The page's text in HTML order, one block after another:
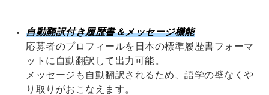
自動翻訳付き履歴書＆メッセージ機能
応募者のプロフィールを日本の標準履歴書フォーマ
ットに自動翻訳して出力可能。
メッセージも自動翻訳されるため、語学の壁なくや
り取りがおこなえます。